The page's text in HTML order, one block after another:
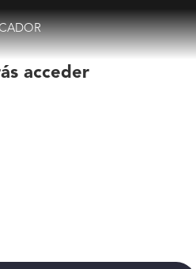
acceder